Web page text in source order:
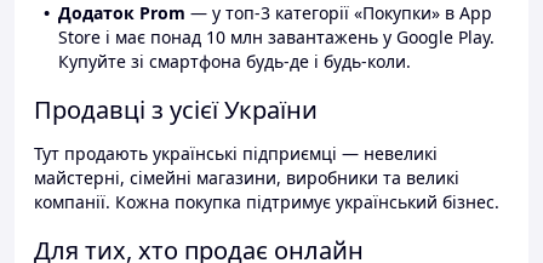
Додаток Prom — у топ-3 категорії «Покупки» в App
Store і має понад 10 млн завантажень у Google Play.
Купуйте зі смартфона будь-де і будь-коли.
Продавці з усієї України
Тут продають українські підприємці — невеликі
майстерні, сімейні магазини, виробники та великі
компанії. Кожна покупка підтримує український бізнес.
Для тих, хто продає онлайн